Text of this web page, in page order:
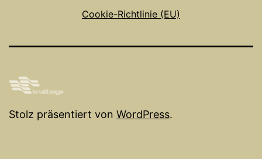
Cookie-Richtlinie (EU)
Stolz präsentiert von WordPress.